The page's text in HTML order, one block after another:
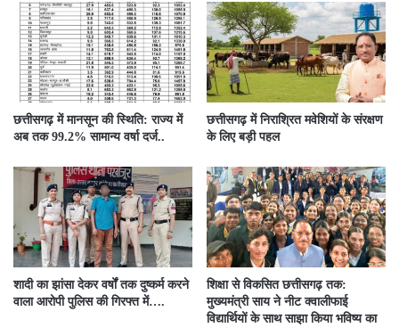
छत्तीसगढ़ में मानसून की स्थिति: राज्य में
अब तक 99.2% सामान्य वर्षा दर्ज..
छत्तीसगढ़ में निराश्रित मवेशियों के संरक्षण
के लिए बड़ी पहल
शादी का झांसा देकर वर्षों तक दुष्कर्म करने
वाला आरोपी पुलिस की गिरफ्त में….
शिक्षा से विकसित छत्तीसगढ़ तक:
मुख्यमंत्री साय ने नीट क्वालीफाई
विद्यार्थियों के साथ साझा किया भविष्य का